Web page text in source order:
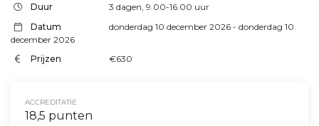
Duur
3 dagen, 9.00-16.00 uur
Datum
donderdag 10 december 2026 - donderdag 10
december 2026
Prijzen
€630
ACCREDITATIE
18,5 punten